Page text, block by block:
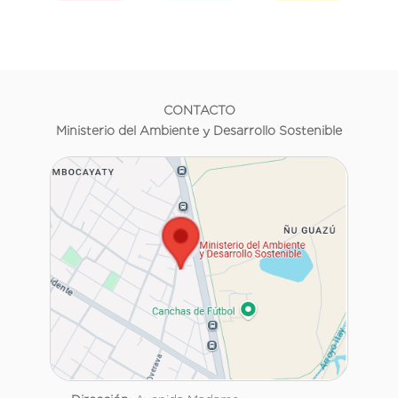
CONTACTO
Ministerio del Ambiente y Desarrollo Sostenible